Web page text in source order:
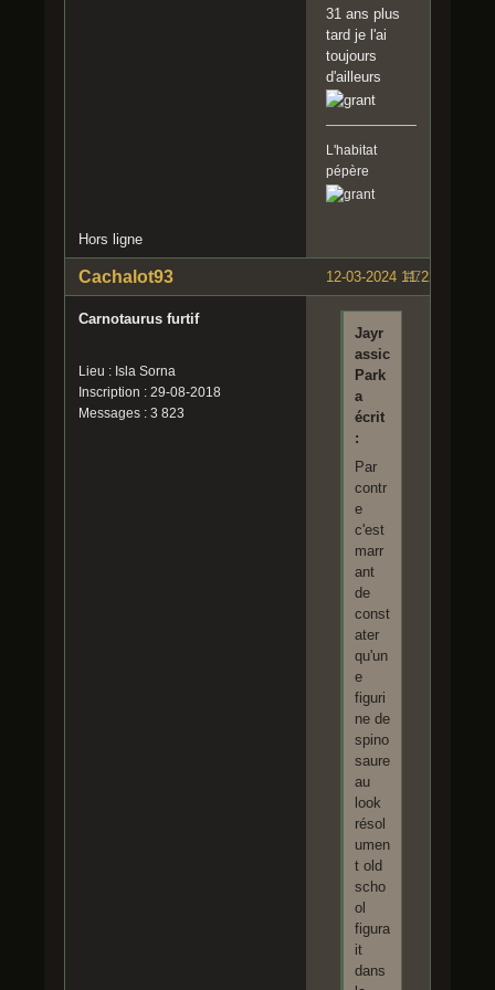
31 ans plus
tard je l'ai
toujours
d'ailleurs
L'habitat
pépère
Hors ligne
#7
12-03-2024 11:22:33
Cachalot93
Carnotaurus furtif
Lieu : Isla Sorna
Inscription : 29-08-2018
Messages : 3 823
Jayr
assic
Park
a
écrit
:
Par
contr
e
c'est
marr
ant
de
const
ater
qu'un
e
figuri
ne de
spino
saure
au
look
résol
umen
t old
scho
ol
figura
it
dans